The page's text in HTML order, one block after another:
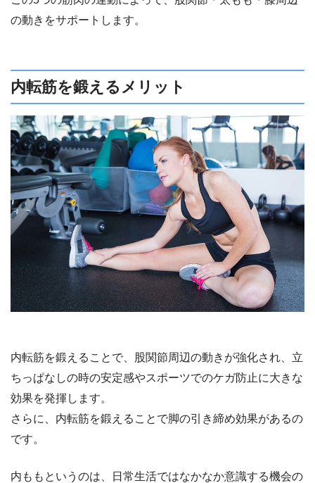
の動きをサポートします。
内転筋を鍛えるメリット
内転筋を鍛えることで、股関節周辺の動きが強化され、立
ちっぱなしの時の安定感やスポーツでのケガ防止に大きな
効果を発揮します。
さらに、内転筋を鍛えることで脚の引き締め効果があるの
です。
内ももというのは、日常生活ではなかなか意識する機会の